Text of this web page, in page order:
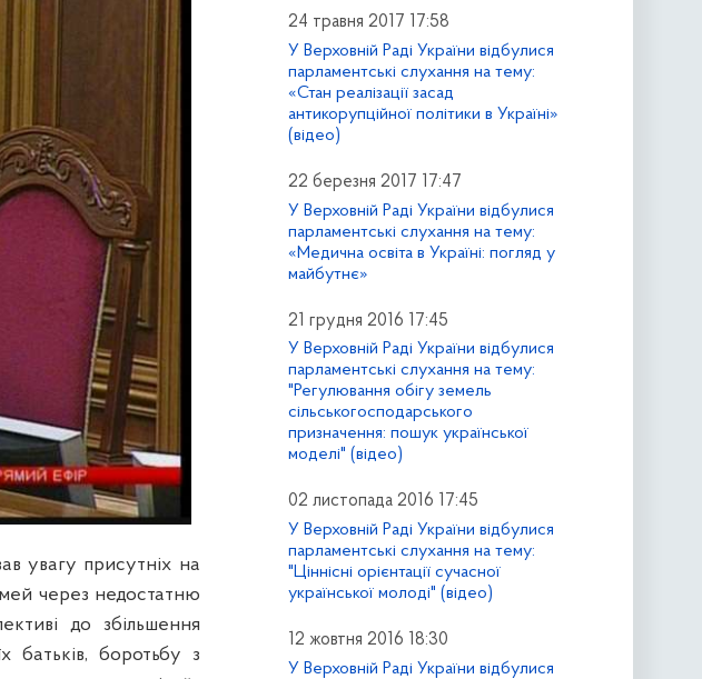
увагу присутніх на
через недостатню
до збільшення
батьків, боротьбу з
24 травня 2017 17:58
У Верховній Раді України відбулися
парламентські слухання на тему:
«Стан реалізації засад
антикорупційної політики в Україні»
(відео)
22 березня 2017 17:47
У Верховній Раді України відбулися
парламентські слухання на тему:
«Медична освіта в Україні: погляд у
майбутнє»
21 грудня 2016 17:45
У Верховній Раді України відбулися
парламентські слухання на тему:
"Регулювання обігу земель
сільськогосподарського
призначення: пошук української
моделі" (відео)
02 листопада 2016 17:45
У Верховній Раді України відбулися
парламентські слухання на тему:
"Ціннісні орієнтації сучасної
української молоді" (відео)
12 жовтня 2016 18:30
У Верховній Раді України відбулися